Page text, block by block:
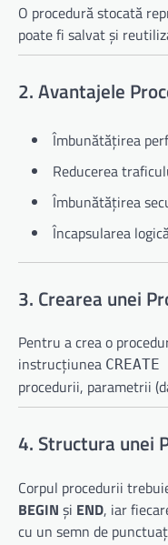
O procedură stocată
poate fi salvat și
2. Avantajele
Îmbunătățirea
Reducerea
Îmbunătățirea
Încapsularea
3. Crearea unei
Pentru a crea o
instrucțiunea CREATE
procedurii, parametrii
4. Structura unei
Corpul procedurii
BEGIN și END, iar
cu un semn de